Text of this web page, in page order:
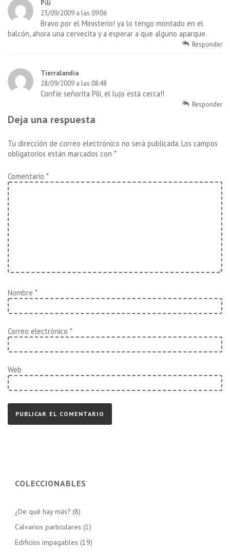
Pili
23/09/2009 a las 09:06
Bravo por el Ministerio! ya lo tengo montado en el
balcón, ahora una cervecita y a esperar a que alguno aparque.
Responder
Tierralandia
28/09/2009 a las 08:48
Confíe señorita Pili, el lujo está cerca!!
Responder
Deja una respuesta
Tu dirección de correo electrónico no será publicada. Los campos
obligatorios están marcados con *
Comentario *
Nombre *
Correo electrónico *
Web
COLECCIONABLES
¿De qué hay más? (8)
Calvarios particulares (1)
Edificios impagables (19)